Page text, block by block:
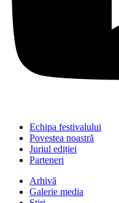
Echipa festivalului
Povestea noastră
Juriul ediției
Parteneri
Arhivă
Galerie media